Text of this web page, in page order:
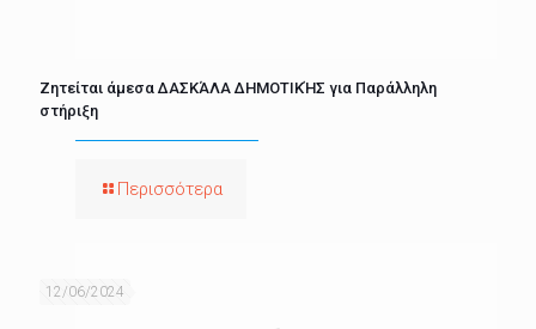
Ζητείται άμεσα ΔΑΣΚΆΛΑ ΔΗΜΟΤΙΚΉΣ για Παράλληλη
στήριξη
Περισσότερα
12/06/2024